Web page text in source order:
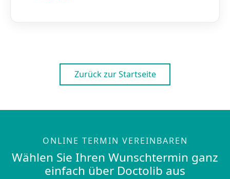
Zurück zur Startseite
ONLINE TERMIN VEREINBAREN
Wählen Sie Ihren Wunschtermin ganz
einfach über Doctolib aus